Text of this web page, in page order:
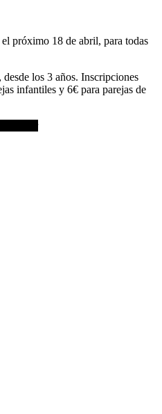
próximo 18 de abril, para todas
los 3 años. Inscripciones
infantiles y 6€ para parejas de